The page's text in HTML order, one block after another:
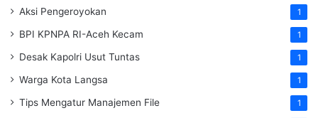
Aksi Pengeroyokan 1
BPI KPNPA RI-Aceh Kecam 1
Desak Kapolri Usut Tuntas 1
Warga Kota Langsa 1
Tips Mengatur Manajemen File 1